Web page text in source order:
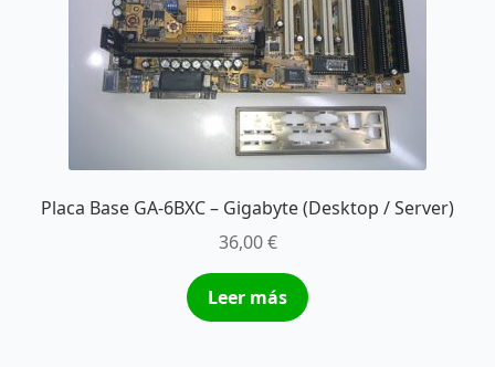
Placa Base GA-6BXC – Gigabyte (Desktop / Server)
36,00€
Leer más